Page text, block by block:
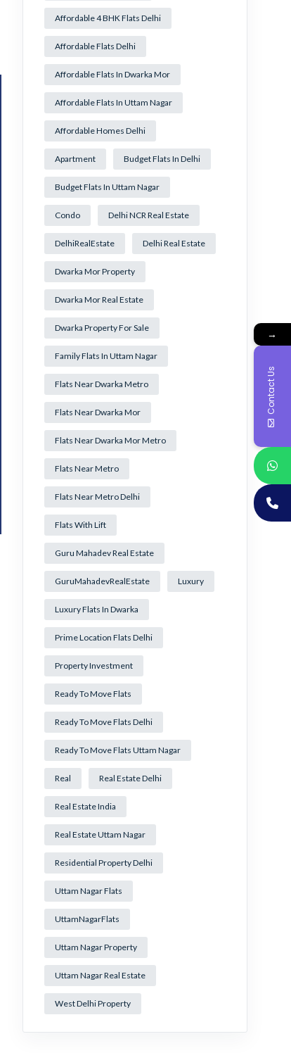
Affordable 4 BHK Flats Delhi
Affordable Flats Delhi
Affordable Flats In Dwarka Mor
Affordable Flats In Uttam Nagar
Affordable Homes Delhi
Apartment Budget Flats In Delhi
Budget Flats In Uttam Nagar
Condo Delhi NCR Real Estate
DelhiRealEstate Delhi Real Estate
Dwarka Mor Property
Dwarka Mor Real Estate
Dwarka Property For Sale
Family Flats In Uttam Nagar
Flats Near Dwarka Metro
Flats Near Dwarka Mor
Flats Near Dwarka Mor Metro
Flats Near Metro
Flats Near Metro Delhi
Flats With Lift
Guru Mahadev Real Estate
GuruMahadevRealEstate Luxury
Luxury Flats In Dwarka
Prime Location Flats Delhi
Property Investment
Ready To Move Flats
Ready To Move Flats Delhi
Ready To Move Flats Uttam Nagar
Real Real Estate Delhi
Real Estate India
Real Estate Uttam Nagar
Residential Property Delhi
Uttam Nagar Flats
UttamNagarFlats
Uttam Nagar Property
Uttam Nagar Real Estate
West Delhi Property
→
Contact Us